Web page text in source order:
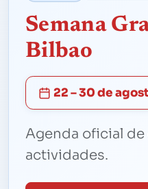
Semana
Bilbao
22 – 30 de
Agenda oficial
actividades.